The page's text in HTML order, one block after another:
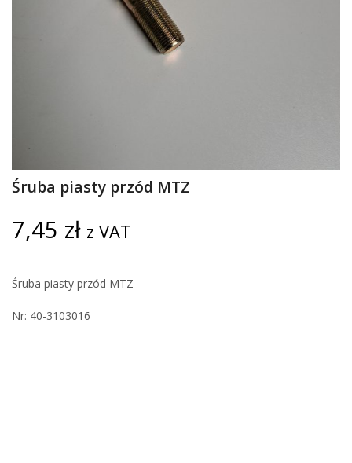
Śruba piasty przód MTZ
7,45 zł z VAT
Śruba piasty przód MTZ
Nr: 40-3103016